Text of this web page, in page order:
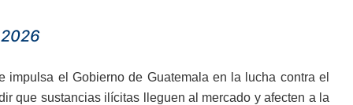
el Gobierno de Guatemala en la lucha contra el
que sustancias ilícitas lleguen al mercado y afecten a la